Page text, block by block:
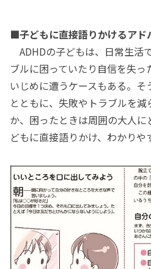
■子どもに直接語りかけるアド
ADHDの子どもは、日常生活
ブルに困っていたり自信を失っ
いじめに遭うケースもある。
とともに、失敗やトラブルを
か、困ったときは周囲の大人
どもに直接語りかけ、わかりや